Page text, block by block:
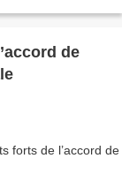
de